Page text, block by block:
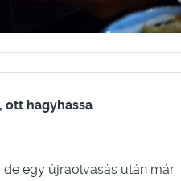
ott hagyhassa
de egy újraolvasás után már